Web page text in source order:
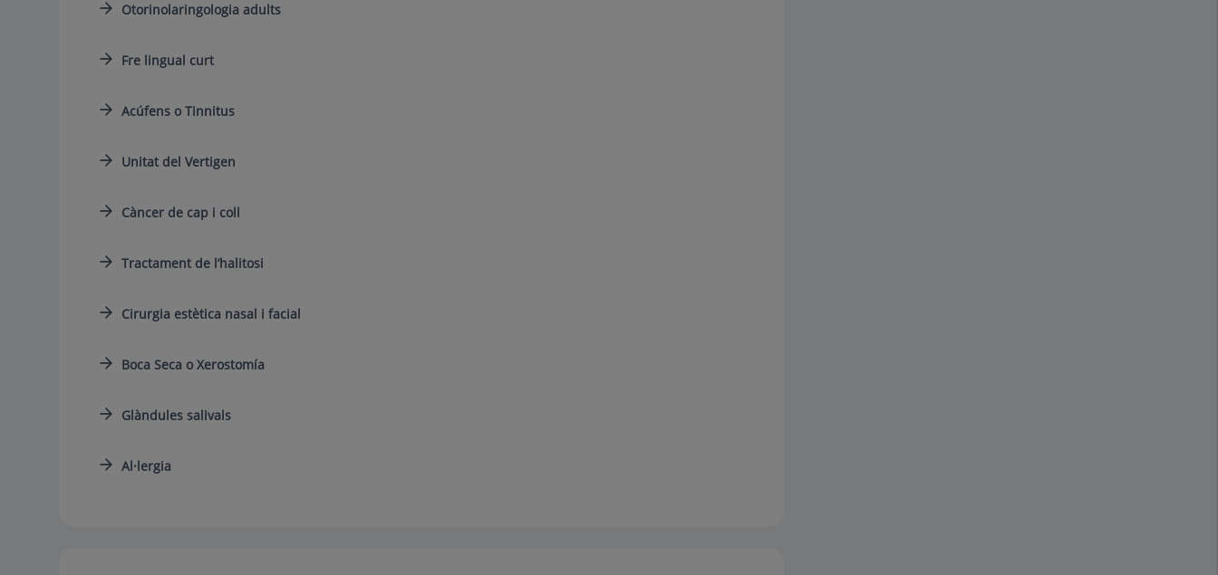
Otorinolaringologia adults
Fre lingual curt
Acúfens o Tinnitus
Unitat del Vertigen
Càncer de cap i coll
Tractament de l’halitosi
Cirurgia estètica nasal i facial
Boca Seca o Xerostomía
Glàndules salivals
Al·lergia